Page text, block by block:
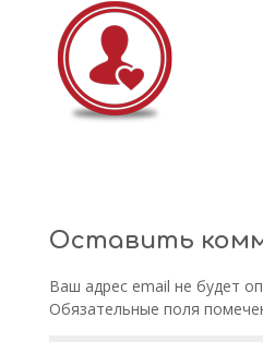
Оставить
Ваш адрес email не будет
Обязательные поля